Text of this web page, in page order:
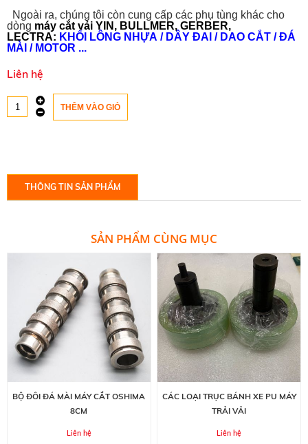
Ngoài ra, chúng tôi còn cung cấp các phụ tùng khác cho
dòng máy cắt vải YIN, BULLMER, GERBER,
LECTRA: KHỐI LÔNG NHỰA / DÂY ĐAI / DAO CẮT /ĐÁ
MÀI / MOTOR ...
Liên hệ
THÔNG TIN SẢN PHẨM
SẢN PHẨM CÙNG MỤC
BỘ ĐÔI ĐÁ MÀI MÁY CẮT OSHIMA
8CM
Liên hệ
CÁC LOẠI TRỤC BÁNH XE PU MÁY
TRẢI VẢI
Liên hệ